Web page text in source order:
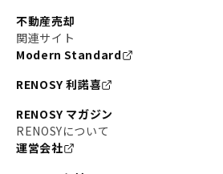
不動産売却
関連サイト
Modern Standard
RENOSY 利諾喜
RENOSY マガジン
RENOSYについて
運営会社